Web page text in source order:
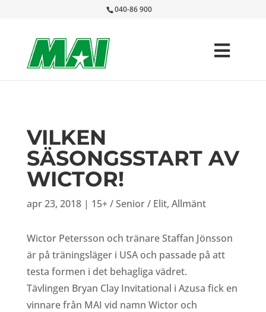
040-86 900
VILKEN
SÄSONGSSTART AV
WICTOR!
apr 23, 2018| 15+ / Senior / Elit, Allmänt
Wictor Petersson och tränare Staffan Jönsson
är på träningsläger i USA och passade på att
testa formen i det behagliga vädret.
Tävlingen Bryan Clay Invitational i Azusa fick en
vinnare från MAI vid namn Wictor och